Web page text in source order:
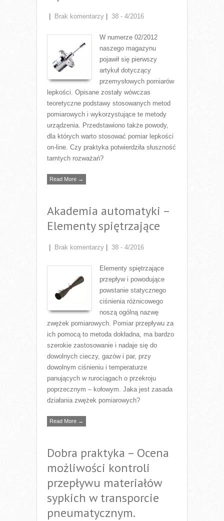
Brak komentarzy 38 - 4/2016
W numerze 02/2012
naszego magazynu
pojawił się pierwszy
artykuł dotyczący
przemysłowych pomiarów
lepkości. Opisane zostały wówczas
teoretyczne podstawy stosowanych metod
pomiarowych i wykorzystujące te metody
urządzenia. Przedstawiono także powody,
dla których warto stosować pomiar lepkości
on-line. Czy praktyka potwierdziła słuszność
tamtych rozważań?
Read More →
Akademia automatyki –
Elementy spiętrzające
Brak komentarzy 38 - 4/2016
Elementy spiętrzające
przepływ i powodujące
powstanie statycznego
ciśnienia różnicowego
noszą ogólną nazwę
zwężek pomiarowych. Pomiar przepływu za
ich pomocą to metoda dokładna, ma bardzo
szerokie zastosowanie i nadaje się do
dowolnych cieczy, gazów i par, przy
dowolnym ciśnieniu i temperaturze
panujących w rurociągach o przekroju
poprzecznym – kołowym. Jaka jest zasada
działania zwężek pomiarowych?
Read More →
Dobra praktyka – Ocena
możliwości kontroli
przepływu materiałów
sypkich w transporcie
pneumatycznym.